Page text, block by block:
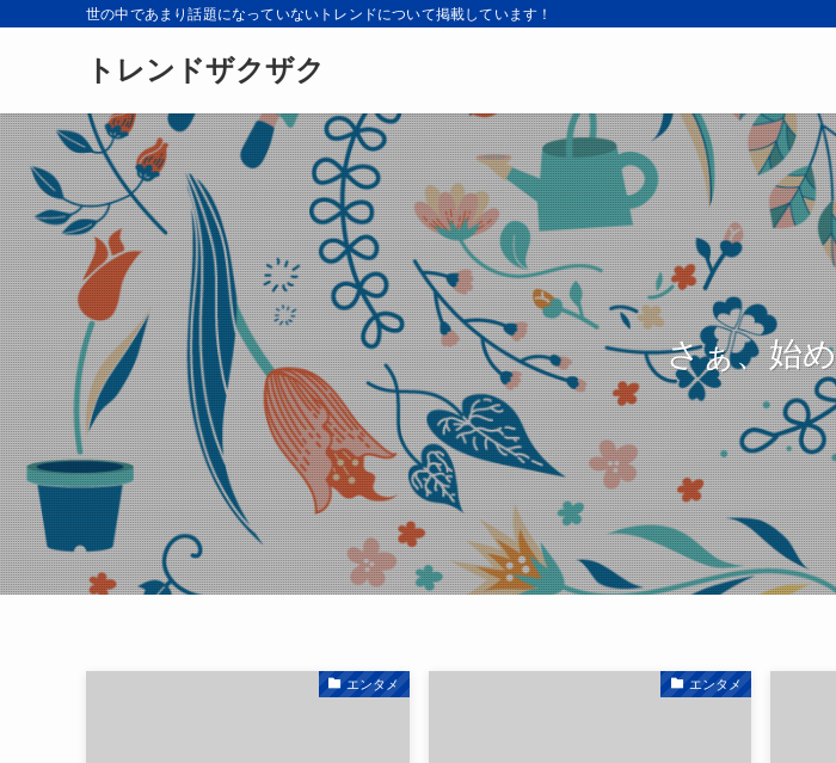
世の中であまり話題になっていないトレンドについて掲載しています！
トレンドザクザク
さぁ、始
エンタメ エンタメ